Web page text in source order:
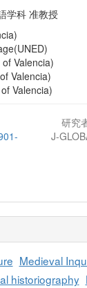
学科 准教授
Valencia)
Valencia)
Valencia)
研究
J-
Medieval
historiography